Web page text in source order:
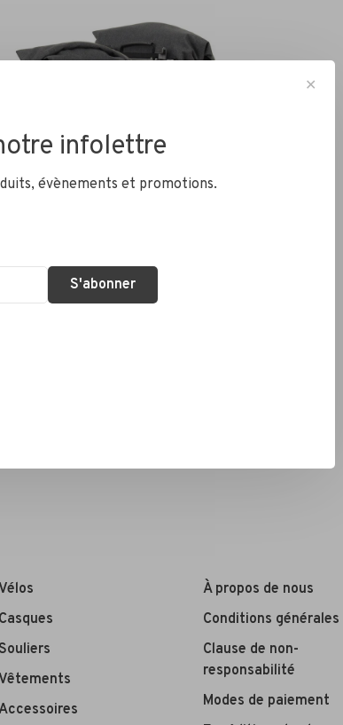
- Panniers avant ou
arrière - Orca 35 - Gris
Casques
À propos de nous
Conditions générales
Clause de non-
responsabilité
Modes de paiement
✕
infolettre
évènements et promotions.
S'abonner